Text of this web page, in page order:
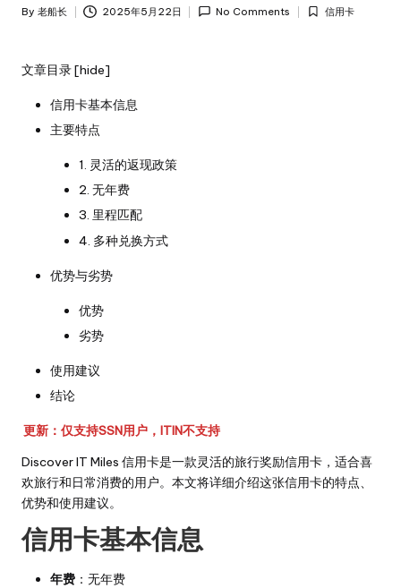
Posted
By 老船长 2025年5月22日 No Comments
Posted
信用卡
文章目录[hide]
信用卡基本信息
主要特点
1. 灵活的返现政策
2. 无年费
3. 里程匹配
4. 多种兑换方式
优势与劣势
优势
劣势
使用建议
结论
更新：仅支持SSN用户，ITIN不支持
Discover IT Miles 信用卡是一款灵活的旅行奖励信用卡，适合喜
欢旅行和日常消费的用户。本文将详细介绍这张信用卡的特点、
优势和使用建议。
信用卡基本信息
年费 ：无年费